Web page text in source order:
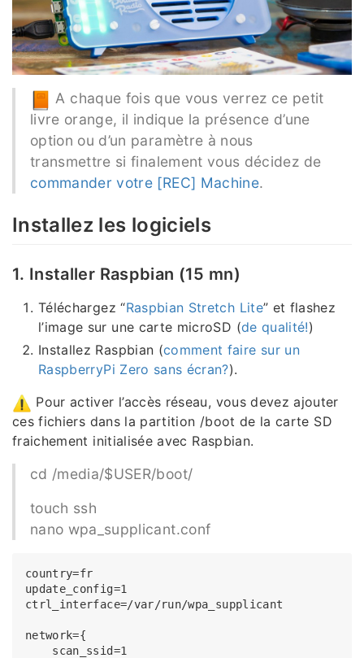
A chaque fois que vous verrez ce petit
livre orange, il indique la présence d’une
option ou d’un paramètre à nous
transmettre si finalement vous décidez de
commander votre [REC] Machine.
Installez les logiciels
1. Installer Raspbian (15 mn)
Téléchargez “Raspbian Stretch Lite” et flashez
l’image sur une carte microSD (de qualité!)
Installez Raspbian (comment faire sur un
RaspberryPi Zero sans écran?).
Pour activer l’accès réseau, vous devez ajouter
ces fichiers dans la partition /boot de la carte SD
fraichement initialisée avec Raspbian.
cd /media/$USER/boot/
touch ssh
nano wpa_supplicant.conf
country=fr
update_config=1
ctrl_interface=/var/run/wpa_supplicant
network={
    scan_ssid=1